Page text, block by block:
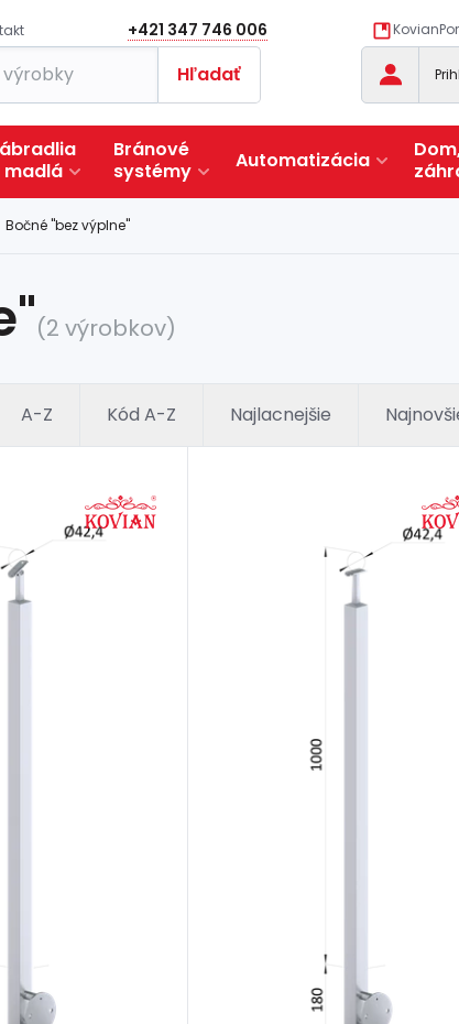
+421 347 746 006
Hľadať
madlá
Bránové
systémy
Automatizácia
Bočné "bez výplne"
(2 výrobkov)
A-Z Kód A-Z Najlacnejšie